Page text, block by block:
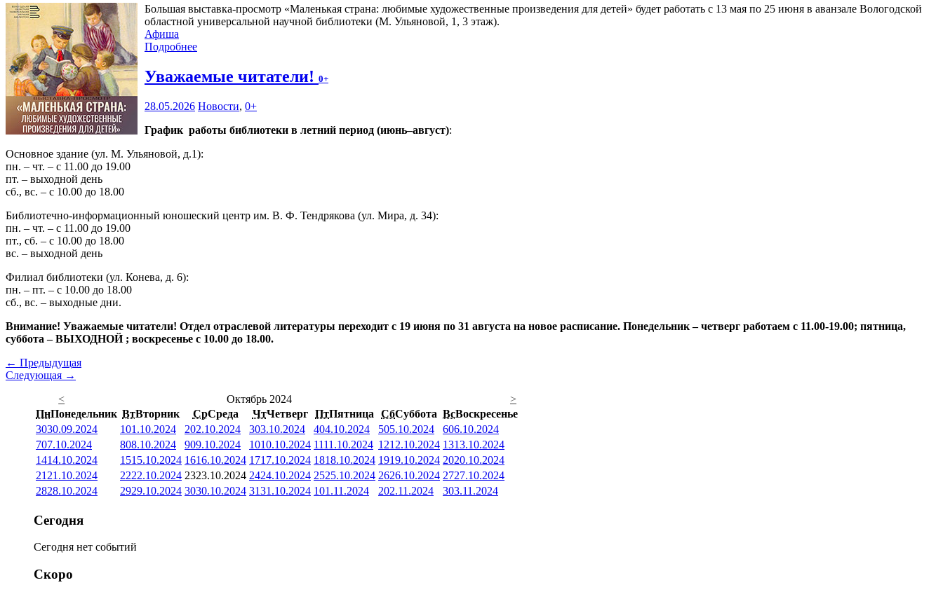
Большая выставка-просмотр «Маленькая страна: любимые художественные произведения для детей» будет работать с 13 мая по 25 июня в аванзале Вологодской
областной универсальной научной библиотеки (М. Ульяновой, 1, 3 этаж).
Афиша
Подробнее
Уважаемые читатели! 0+
28.05.2026 Новости, 0+
График работы библиотеки в летний период (июнь–август):
Основное здание (ул. М. Ульяновой, д.1):
пн. – чт. – с 11.00 до 19.00
пт. – выходной день
сб., вс. – с 10.00 до 18.00
Библиотечно-информационный юношеский центр им. В. Ф. Тендрякова (ул. Мира, д. 34):
пн. – чт. – с 11.00 до 19.00
пт., сб. – с 10.00 до 18.00
вс. – выходной день
Филиал библиотеки (ул. Конева, д. 6):
пн. – пт. – с 10.00 до 18.00
сб., вс. – выходные дни.
Внимание! Уважаемые читатели! Отдел отраслевой литературы переходит с 19 июня по 31 августа на новое расписание. Понедельник – четверг работаем с 11.00-19.00; пятница,
суббота – ВЫХОДНОЙ ; воскресенье с 10.00 до 18.00.
← Предыдущая
Следующая →
<
Октябрь 2024
>
ПнПонедельник ВтВторник СрСреда ЧтЧетверг ПтПятница СбСуббота ВсВоскресенье
3030.09.2024 101.10.2024 202.10.2024 303.10.2024 404.10.2024 505.10.2024 606.10.2024
707.10.2024 808.10.2024 909.10.2024 1010.10.2024 1111.10.2024 1212.10.2024 1313.10.2024
1414.10.2024 1515.10.2024 1616.10.2024 1717.10.2024 1818.10.2024 1919.10.2024 2020.10.2024
21 21.10.2024 2222.10.2024 2323.10.2024 2424.10.2024 2525.10.2024 2626.10.2024 2727.10.2024
2828.10.2024 2929.10.2024 3030.10.2024 3131.10.2024 101.11.2024 202.11.2024 303.11.2024
Сегодня
Сегодня нет событий
Скоро